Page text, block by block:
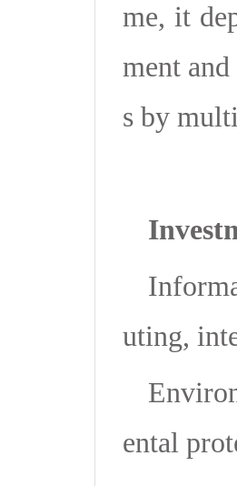
me, it
ment
s by
uting,
ental